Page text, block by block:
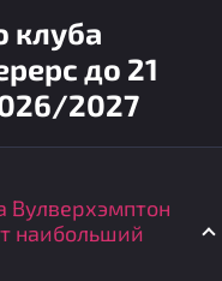
клуба
до 21
2027
наибольший